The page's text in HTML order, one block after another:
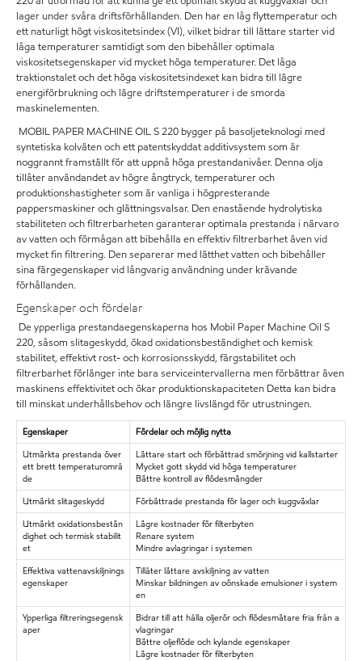
lager under svåra driftsförhållanden. Den har en låg flyttemperatur och
ett naturligt högt viskositetsindex (VI), vilket bidrar till lättare starter vid
låga temperaturer samtidigt som den bibehåller optimala
viskositetsegenskaper vid mycket höga temperaturer. Det låga
traktionstalet och det höga viskositetsindexet kan bidra till lägre
energiförbrukning och lägre driftstemperaturer i de smorda
maskinelementen.
MOBIL PAPER MACHINE OIL S 220 bygger på basoljeteknologi med
syntetiska kolväten och ett patentskyddat additivsystem som är
noggrannt framställt för att uppnå höga prestandanivåer. Denna olja
tillåter användandet av högre ångtryck, temperaturer och
produktionshastigheter som är vanliga i högpresterande
pappersmaskiner och glättningsvalsar. Den enastående hydrolytiska
stabiliteten och filtrerbarheten garanterar optimala prestanda i närvaro
av vatten och förmågan att bibehålla en effektiv filtrerbarhet även vid
mycket fin filtrering. Den separerar med lätthet vatten och bibehåller
sina färgegenskaper vid långvarig användning under krävande
förhållanden.
Egenskaper och fördelar
De ypperliga prestandaegenskaperna hos Mobil Paper Machine Oil S
220, såsom slitageskydd, ökad oxidationsbeständighet och kemisk
stabilitet, effektivt rost- och korrosionsskydd, färgstabilitet och
filtrerbarhet förlänger inte bara serviceintervallerna men förbättrar även
maskinens effektivitet och ökar produktionskapaciteten Detta kan bidra
till minskat underhållsbehov och längre livslängd för utrustningen.
Egenskaper
Fördelar och möjlig nytta
Utmärkta prestanda över
ett brett temperaturområ
de
Lättare start och förbättrad smörjning vid kallstarter
Mycket gott skydd vid höga temperaturer
Bättre kontroll av flödesmängder
Utmärkt slitageskydd
Förbättrade prestanda för lager och kuggväxlar
Utmärkt oxidationsbestän
dighet och termisk stabilit
et
Lägre kostnader för filterbyten
Renare system
Mindre avlagringar i systemen
Effektiva vattenavskiljnings
egenskaper
Tillåter lättare avskiljning av vatten
Minskar bildningen av oönskade emulsioner i system
en
Ypperliga filtreringsegensk
aper
Bidrar till att hålla oljerör och flödesmätare fria från a
vlagringar
Bättre oljeflöde och kylande egenskaper
Lägre kostnader för filterbyten